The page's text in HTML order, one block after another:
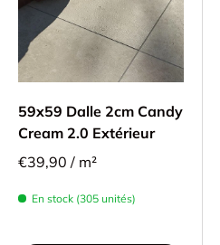
59x59 Dalle 2cm Candy
Cream 2.0 Extérieur
€39,90 / m²
En stock (305 unités)